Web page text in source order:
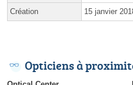
Création 15 janvier
Opticiens à